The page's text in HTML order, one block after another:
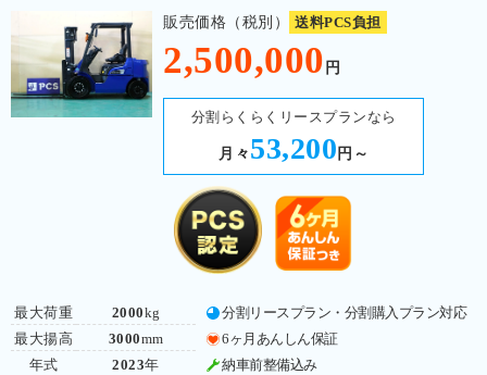
販売価格（税別） 送料PCS負担
2,500,000 円
分割らくらくリースプランなら
月々 53,200 円～
最大荷重
最大揚高
年式
2000kg
3000mm
2023年
分割リースプラン・分割購入プラン対応
6ヶ月あんしん保証
納車前整備込み